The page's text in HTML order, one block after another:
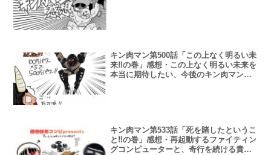
キン肉マン第500話「この上なく明るい未
来‼の巻」感想・この上なく明るい未来を
本当に期待したい、今後のキン肉マンと
キン肉マン第533話「死を賭したというこ
と‼︎の巻」感想・再起動するファイティン
グコンピューターと、奇行を続ける貴公